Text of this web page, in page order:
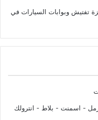
تفتيش وبوابات السيارات في
- اسمنت - بلاط - انترولك